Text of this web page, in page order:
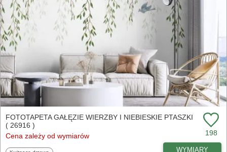
FOTOTAPETA GAŁĘZIE WIERZBY I NIEBIESKIE PTASZKI
( 26916 )
Cena zależy od wymiarów
198
WYMIARY